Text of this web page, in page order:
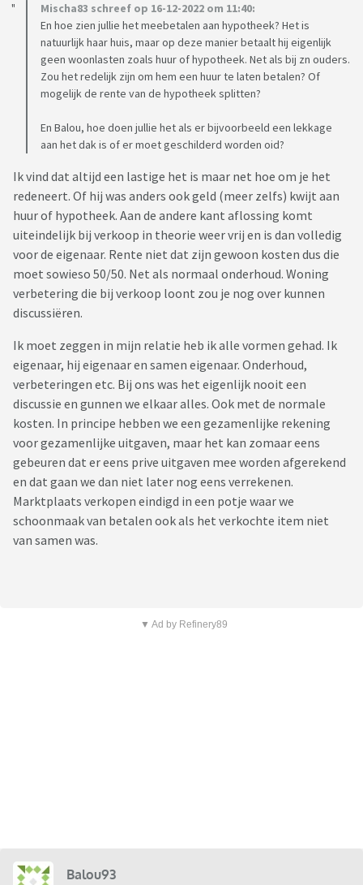
Mischa83 schreef op 16-12-2022 om 11:40:
En hoe zien jullie het meebetalen aan hypotheek? Het is
natuurlijk haar huis, maar op deze manier betaalt hij eigenlijk
geen woonlasten zoals huur of hypotheek. Net als bij zn ouders.
Zou het redelijk zijn om hem een huur te laten betalen? Of
mogelijk de rente van de hypotheek splitten?
En Balou, hoe doen jullie het als er bijvoorbeeld een lekkage
aan het dak is of er moet geschilderd worden oid?
Ik vind dat altijd een lastige het is maar net hoe om je het
redeneert. Of hij was anders ook geld (meer zelfs) kwijt aan
huur of hypotheek. Aan de andere kant aflossing komt
uiteindelijk bij verkoop in theorie weer vrij en is dan volledig
voor de eigenaar. Rente niet dat zijn gewoon kosten dus die
moet sowieso 50/50. Net als normaal onderhoud. Woning
verbetering die bij verkoop loont zou je nog over kunnen
discussiëren.
Ik moet zeggen in mijn relatie heb ik alle vormen gehad. Ik
eigenaar, hij eigenaar en samen eigenaar. Onderhoud,
verbeteringen etc. Bij ons was het eigenlijk nooit een
discussie en gunnen we elkaar alles. Ook met de normale
kosten. In principe hebben we een gezamenlijke rekening
voor gezamenlijke uitgaven, maar het kan zomaar eens
gebeuren dat er eens prive uitgaven mee worden afgerekend
en dat gaan we dan niet later nog eens verrekenen.
Marktplaats verkopen eindigd in een potje waar we
schoonmaak van betalen ook als het verkochte item niet
van samen was.
▼ Ad by Refinery89
Balou93